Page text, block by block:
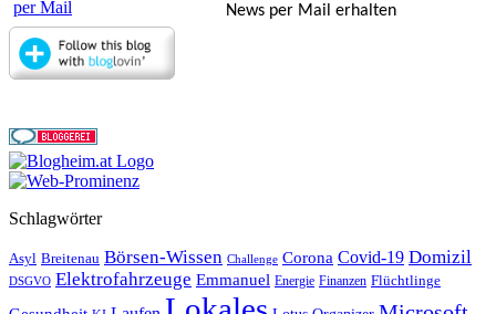
News per Mail erhalten
Schlagwörter
Asyl Breitenau Börsen-Wissen Challenge Corona Covid-19 Domizil
DSGVO Elektrofahrzeuge Emmanuel Energie Finanzen Flüchtlinge